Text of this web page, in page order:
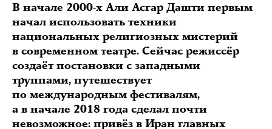
В начале 2000-х Али Асгар Дашти первым
начал использовать техники
национальных религиозных мистерий
в современном театре. Сейчас режиссёр
создаёт постановки с западными
труппами, путешествует
по международным фестивалям,
а в начале 2018 года сделал почти
невозможное: привёз в Иран главных